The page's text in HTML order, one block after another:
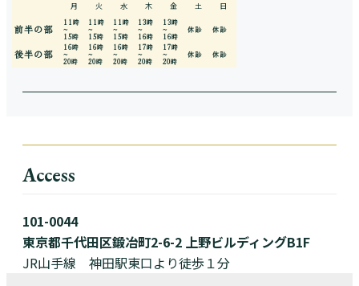
月 火 水 木 金 土 日
前半の部
11時
~
15時
11時
~
15時
11時
~
15時
13時
~
16時
13時
~
16時
休診 休診
後半の部
16時
~
20時
16時
~
20時
16時
~
20時
17時
~
20時
17時
~
20時
休診 休診
Access
101-0044
東京都千代田区鍛冶町2-6-2 上野ビルディングB1F
JR山手線 神田駅東口より徒歩１分